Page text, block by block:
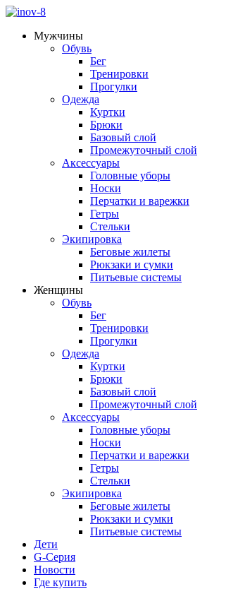
Мужчины
Обувь
Бег
Тренировки
Прогулки
Одежда
Куртки
Брюки
Базовый слой
Промежуточный слой
Аксессуары
Головные уборы
Носки
Перчатки и варежки
Гетры
Стельки
Экипировка
Беговые жилеты
Рюкзаки и сумки
Питьевые системы
Женщины
Обувь
Бег
Тренировки
Прогулки
Одежда
Куртки
Брюки
Базовый слой
Промежуточный слой
Аксессуары
Головные уборы
Носки
Перчатки и варежки
Гетры
Стельки
Экипировка
Беговые жилеты
Рюкзаки и сумки
Питьевые системы
Дети
G-Серия
Новости
Где купить